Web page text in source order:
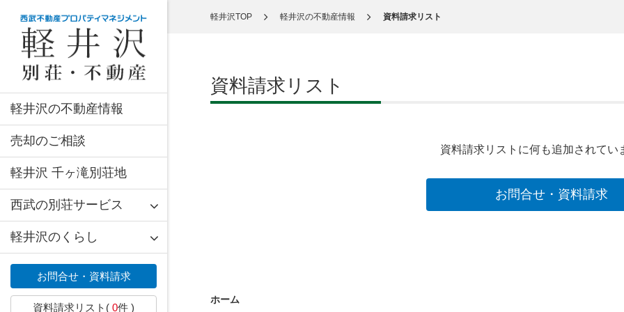
軽井沢の不動産情報
売却のご相談
軽井沢 千ヶ滝別荘地
西武の別荘サービス
軽井沢のくらし
お問合せ・資料請求
資料請求リスト( 0件 )
軽井沢TOP 軽井沢の不動産情報 資料請求リスト
資料請求リスト
資料請求リストに何も追加されてい
お問合せ・資料請求
ホーム